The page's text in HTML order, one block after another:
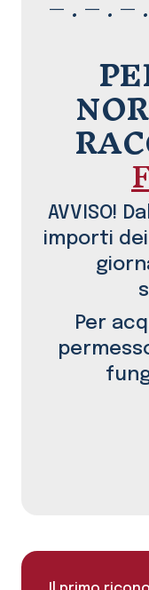
AVVISO!
importi
Per